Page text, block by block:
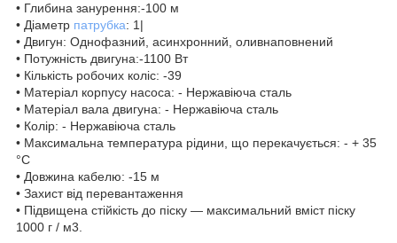
• Глибина занурення:-100 м
• Діаметр патрубка: 1|
• Двигун: Однофазний, асинхронний, оливнаповнений
• Потужність двигуна:-1100 Вт
• Кількість робочих коліс: -39
• Матеріал корпусу насоса: - Нержавіюча сталь
• Матеріал вала двигуна: - Нержавіюча сталь
• Колір: - Нержавіюча сталь
• Максимальна температура рідини, що перекачується: - + 35
°C
• Довжина кабелю: -15 м
• Захист від перевантаження
• Підвищена стійкість до піску — максимальний вміст піску
1000 г / м3.